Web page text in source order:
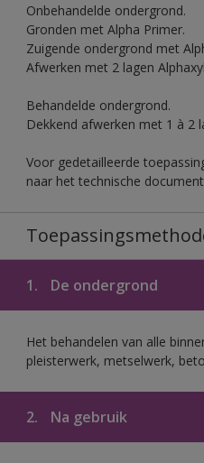
Onbehandelde ondergrond.
Gronden met Alpha Primer.
Zuigende ondergrond met
Afwerken met 2 lagen
Behandelde ondergrond.
Dekkend afwerken met 1 à 2
Voor gedetailleerde
naar het technische
1. De ondergrond
Het behandelen van alle
pleisterwerk, metselwerk,
2. Na gebruik